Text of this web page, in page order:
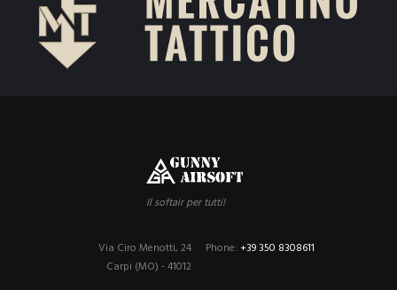
Il softair per tutti!
Phone: +39 350 8308611
Via Ciro Menotti, 24
Carpi (MO) - 41012